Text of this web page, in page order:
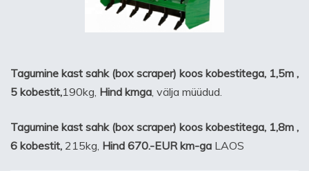
Tagumine kast sahk (box scraper) koos kobestitega, 1,5m ,
5 kobestit,190kg, Hind kmga, välja müüdud.
Tagumine kast sahk (box scraper) koos kobestitega, 1,8m ,
6 kobestit, 215kg, Hind 670.-EUR km-ga LAOS